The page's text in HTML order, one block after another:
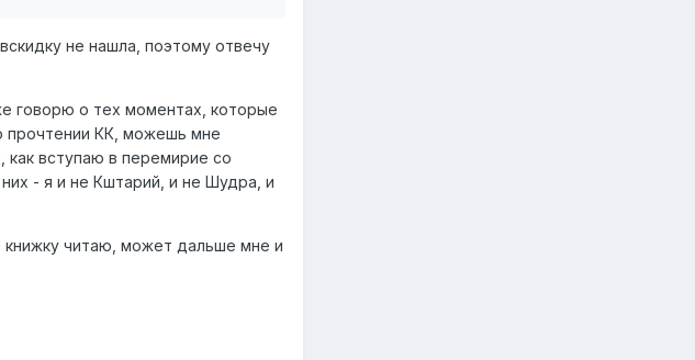
не нашла, поэтому отвечу
говорю о тех моментах, которые
прочтении КК, можешь мне
как вступаю в перемирие со
- я и не Кштарий, и не Шудра, и
читаю, может дальше мне и